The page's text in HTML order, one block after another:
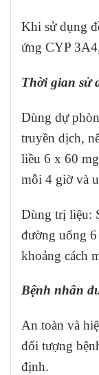
Khi sử dụng
ứng CYP
Thời gian sử
Dùng dự
truyền dịch,
liều 6 x 60
mỗi 4 giờ và
Dùng trị liệu:
đường uống
khoảng cách
Bệnh nhân
An toàn và
đối tượng
định.